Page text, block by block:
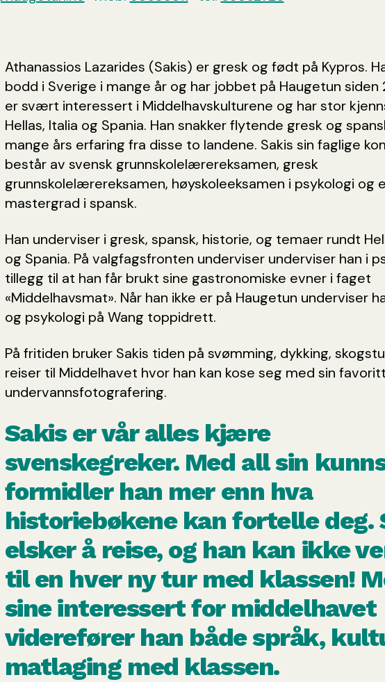
Athanassios Lazarides (Sakis) er gresk og født på Kypros.
bodd i Sverige i mange år og har jobbet på Haugetun siden
er svært interessert i Middelhavskulturene og har stor
Hellas, Italia og Spania. Han snakker flytende gresk og
mange års erfaring fra disse to landene. Sakis sin faglige
består av svensk grunnskolelærereksamen, gresk
grunnskolelærereksamen, høyskoleeksamen i psykologi og
mastergrad i spansk.
Han underviser i gresk, spansk, historie, og temaer rundt
og Spania. På valgfagsfronten underviser underviser han i
tillegg til at han får brukt sine gastronomiske evner i faget
«Middelhavsmat». Når han ikke er på Haugetun underviser
og psykologi på Wang toppidrett.
På fritiden bruker Sakis tiden på svømming, dykking,
reiser til Middelhavet hvor han kan kose seg med sin
undervannsfotografering.
Sakis er vår alles kjære
svenskegreker. Med all sin
formidler han mer enn hva
historiebøkene kan fortelle deg.
elsker å reise, og han kan ikke
til en hver ny tur med klassen!
sine interessert for middelhavet
viderefører han både språk,
matlaging med klassen.